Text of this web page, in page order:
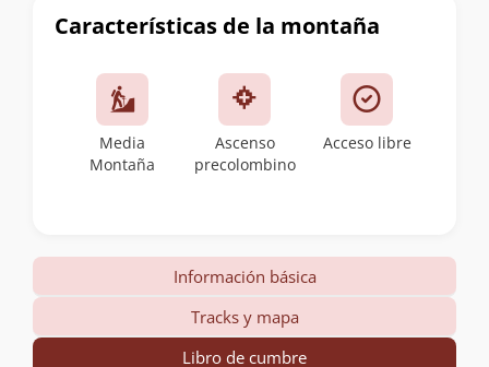
Características de la montaña
Media
Montaña
Ascenso
precolombino
Acceso libre
Información básica
Tracks y mapa
Libro de cumbre